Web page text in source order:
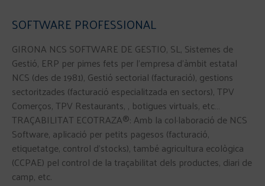
SOFTWARE PROFESSIONAL
GIRONA NCS SOFTWARE DE GESTIO, SL, Sistemes de
Gestió, ERP per pimes fets per l’empresa d’àmbit estatal
NCS (des de 1981), Gestió sectorial (facturació), gestions
sectoritzades (facturació especialitzada en sectors), TPV
Comerços, TPV Restaurants, , botigues virtuals, etc…
TRAÇABILITAT ECOTRAZA®: Amb la col·laboració de NCS
Software, aplicació per petits pagesos (facturació,
etiquetatge, control d’stocks), també agricultura ecològica
(CCPAE) pel control de la traçabilitat dels productes, diari de
camp, etc.